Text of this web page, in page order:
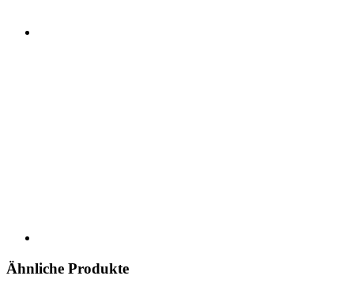
Ähnliche Produkte